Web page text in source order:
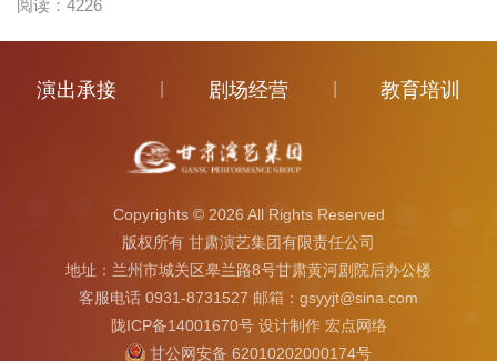
阅读： 4226
演出承接 剧场经营 教育培训
Copyrights © 2026 All Rights Reserved
版权所有 甘肃演艺集团有限责任公司
地址：兰州市城关区皋兰路8号甘肃黄河剧院后办公楼
客服电话 0931-8731527 邮箱：gsyyjt@sina.com
陇ICP备14001670号设计制作 宏点网络
甘公网安备 62010202000174号